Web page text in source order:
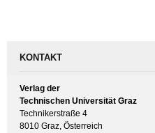
KONTAKT
Verlag der
Technischen Universität Graz
Technikerstraße 4
8010 Graz, Österreich